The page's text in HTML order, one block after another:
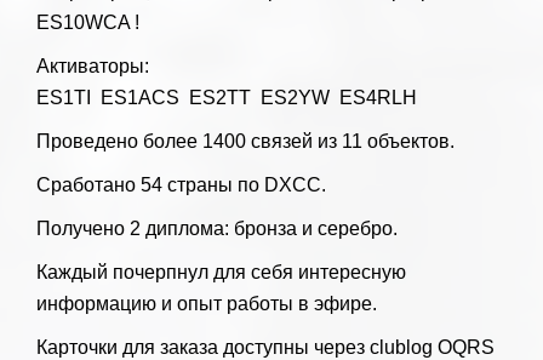
ES10WCA !
Активаторы:
ES1TI ES1ACS ES2TT ES2YW ES4RLH
Проведено более 1400 связей из 11 объектов.
Сработано 54 страны по DXCC.
Получено 2 диплома: бронза и серебро.
Каждый почерпнул для себя интересную
информацию и опыт работы в эфире.
Карточки для заказа доступны через clublog OQRS